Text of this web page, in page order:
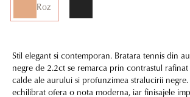
Roz
Stil elegant si contemporan. Bratara tennis din
negre de 2.2ct se remarca prin contrastul
calde ale aurului si profunzimea stralucirii negre.
echilibrat ofera o nota moderna, iar finisajele